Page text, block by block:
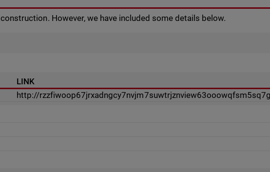
However, we have included some details below.
LINK
http://